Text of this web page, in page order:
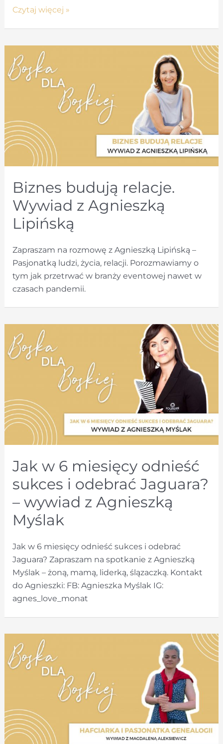
Od
Norwegii
do
marki
odzieżowej.
Małgosią
Sutor
Czytaj więcej »
Biznes budują relacje.
Wywiad z Agnieszką
Lipińską
Zapraszam na rozmowę z Agnieszką Lipińską –
Pasjonatką ludzi, życia, relacji. Porozmawiamy o
tym jak przetrwać w branży eventowej nawet w
czasach pandemii.
Jak w 6 miesięcy odnieść
sukces i odebrać Jaguara?
– wywiad z Agnieszką
Myślak
Jak w 6 miesięcy odnieść sukces i odebrać
Jaguara? Zapraszam na spotkanie z Agnieszką
Myślak – żoną, mamą, liderką, ślązaczką. Kontakt
do Agnieszki: FB: Agnieszka Myślak IG:
agnes_love_monat